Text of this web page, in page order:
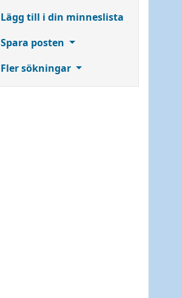
Lägg till i din minneslista
Spara posten
Fler sökningar